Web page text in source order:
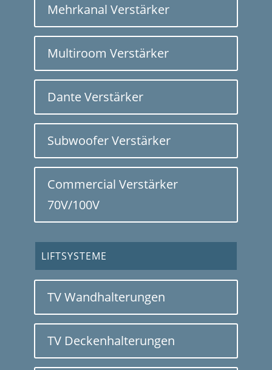
Mehrkanal Verstärker
Multiroom Verstärker
Dante Verstärker
Subwoofer Verstärker
Commercial Verstärker
70V/100V
LIFTSYSTEME
TV Wandhalterungen
TV Deckenhalterungen